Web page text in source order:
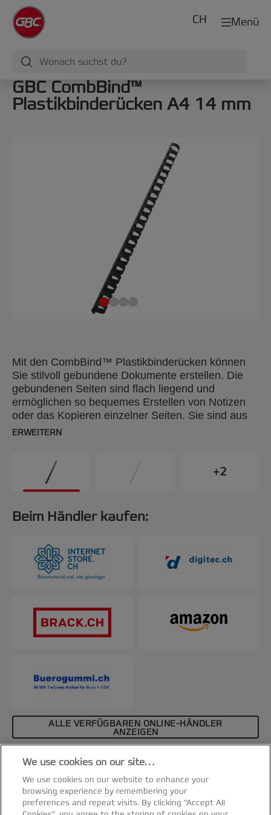
Menü
CH
GBC CombBind™
Plastikbinderücken A4 14 mm
Mit den CombBind™ Plastikbinderücken können
Sie stilvoll gebundene Dokumente erstellen. Die
gebundenen Seiten sind flach liegend und
ermöglichen so bequemes Erstellen von Notizen
oder das Kopieren einzelner Seiten. Sie sind aus
hochwertigem, strapazierfähigem Material
ERWEITERN
+2
Beim Händler kaufen:
ALLE VERFÜGBAREN ONLINE-HÄNDLER
ANZEIGEN
Spezifikationen & Merkmale
We use cookies on our site…
We use cookies on our website to enhance your
browsing experience by remembering your
preferences and repeat visits. By clicking “Accept All